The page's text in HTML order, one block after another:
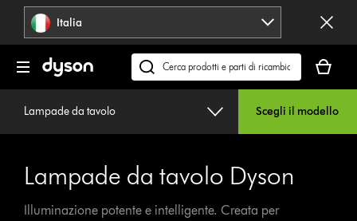
navigazione Italia
Cerca
su
carrello
è
vuoto
Lampade da tavolo Scegli il modello
Lampade da tavolo Dyson
Illuminazione potente e intelligente. Creata per